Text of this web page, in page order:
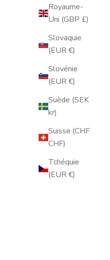
Royaume-
Uni (GBP £)
Slovaquie
(EUR €)
Slovénie
(EUR €)
Suède (SEK
kr)
Suisse (CHF
CHF)
Tchéquie
(EUR €)